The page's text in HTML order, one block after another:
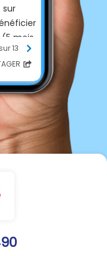
sur
mois
de
ses
au
santé et
;
et
13